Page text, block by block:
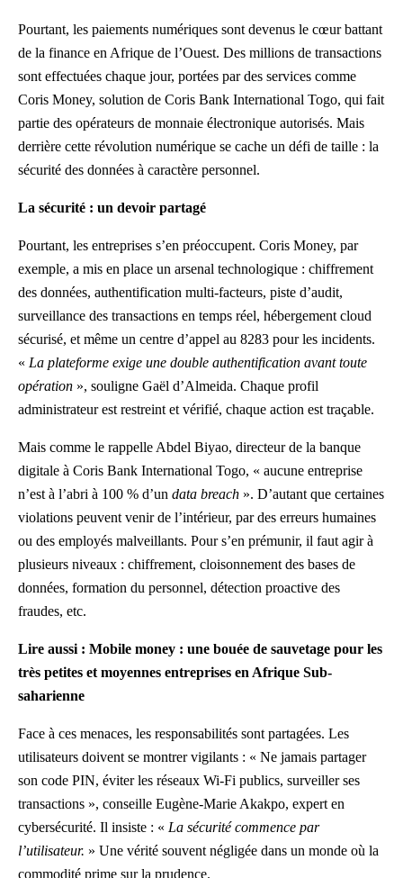
Pourtant, les paiements numériques sont devenus le cœur battant
de la finance en Afrique de l’Ouest. Des millions de transactions
sont effectuées chaque jour, portées par des services comme
Coris Money, solution de Coris Bank International Togo, qui fait
partie des opérateurs de monnaie électronique autorisés. Mais
derrière cette révolution numérique se cache un défi de taille : la
sécurité des données à caractère personnel.
La sécurité : un devoir partagé
Pourtant, les entreprises s’en préoccupent. Coris Money, par
exemple, a mis en place un arsenal technologique : chiffrement
des données, authentification multi-facteurs, piste d’audit,
surveillance des transactions en temps réel, hébergement cloud
sécurisé, et même un centre d’appel au 8283 pour les incidents.
« La plateforme exige une double authentification avant toute
opération », souligne Gaël d’Almeida. Chaque profil
administrateur est restreint et vérifié, chaque action est traçable.
Mais comme le rappelle Abdel Biyao, directeur de la banque
digitale à Coris Bank International Togo, « aucune entreprise
n’est à l’abri à 100 % d’un data breach ». D’autant que certaines
violations peuvent venir de l’intérieur, par des erreurs humaines
ou des employés malveillants. Pour s’en prémunir, il faut agir à
plusieurs niveaux : chiffrement, cloisonnement des bases de
données, formation du personnel, détection proactive des
fraudes, etc.
Lire aussi : Mobile money : une bouée de sauvetage pour les
très petites et moyennes entreprises en Afrique Sub-
saharienne
Face à ces menaces, les responsabilités sont partagées. Les
utilisateurs doivent se montrer vigilants : « Ne jamais partager
son code PIN, éviter les réseaux Wi-Fi publics, surveiller ses
transactions », conseille Eugène-Marie Akakpo, expert en
cybersécurité. Il insiste : « La sécurité commence par
l’utilisateur. » Une vérité souvent négligée dans un monde où la
commodité prime sur la prudence.